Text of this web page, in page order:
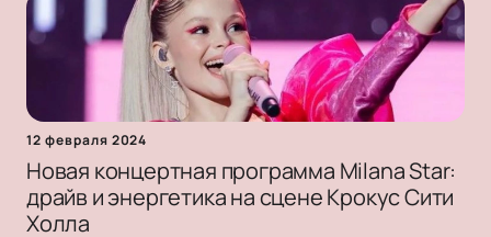
12 февраля 2024
Новая концертная программа Milana Star:
драйв и энергетика на сцене Крокус Сити
Холла